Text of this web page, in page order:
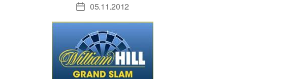
Veröffentlichungsdatum
05.11.2012